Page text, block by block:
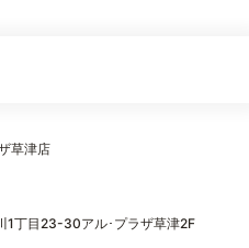
草津店
1丁目23-30アル･プラザ草津2F